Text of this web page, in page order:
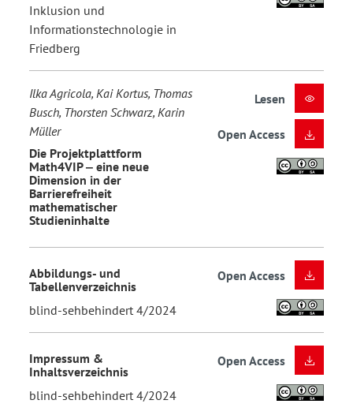
Inklusion und
Informationstechnologie in
Friedberg
Ilka Agricola, Kai Kortus, Thomas
Busch, Thorsten Schwarz, Karin
Müller
Die Projektplattform
Math4VIP ‒ eine neue
Dimension in der
Barrierefreiheit
mathematischer
Studieninhalte
Lesen
Open Access
Abbildungs- und
Tabellenverzeichnis
blind-sehbehindert 4/2024
Open Access
Impressum &
Inhaltsverzeichnis
blind-sehbehindert 4/2024
Open Access